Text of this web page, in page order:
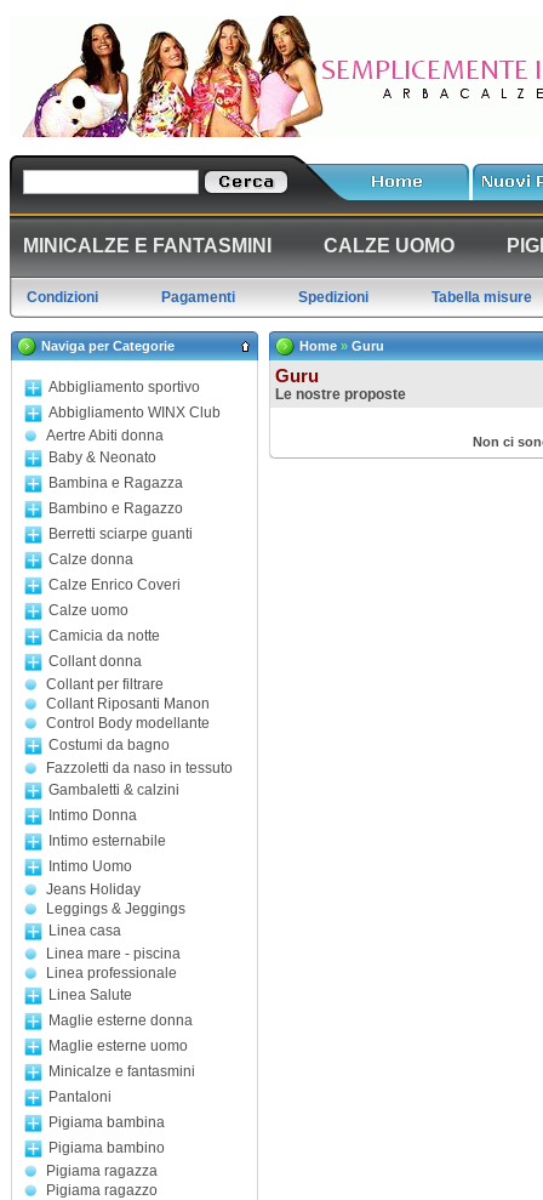
MINICALZE E FANTASMINI CALZE UOMO
Condizioni Pagamenti Spedizioni Tabella misure
Naviga per Categorie
Abbigliamento sportivo
Abbigliamento WINX Club
Aertre Abiti donna
Baby & Neonato
Bambina e Ragazza
Bambino e Ragazzo
Berretti sciarpe guanti
Calze donna
Calze Enrico Coveri
Calze uomo
Camicia da notte
Collant donna
Collant per filtrare
Collant Riposanti Manon
Control Body modellante
Costumi da bagno
Fazzoletti da naso in tessuto
Gambaletti & calzini
Intimo Donna
Intimo esternabile
Intimo Uomo
Jeans Holiday
Leggings & Jeggings
Linea casa
Linea mare - piscina
Linea professionale
Linea Salute
Maglie esterne donna
Maglie esterne uomo
Minicalze e fantasmini
Pantaloni
Pigiama bambina
Pigiama bambino
Pigiama ragazza
Pigiama ragazzo
Home » Guru
Guru
Le nostre proposte
Non ci